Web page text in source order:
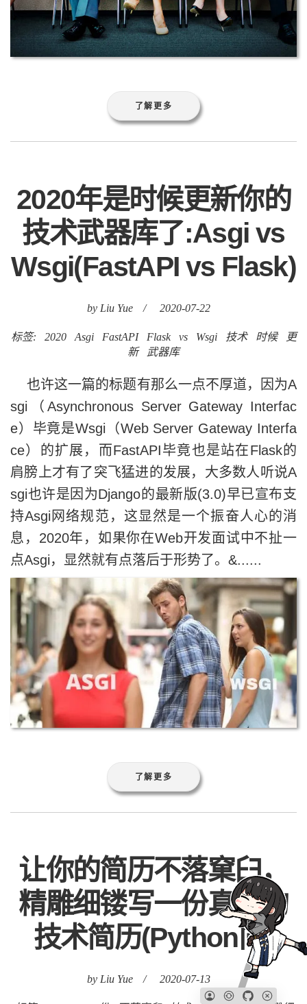
技术武器库了:Asgi vs
Wsgi(FastAPI vs Flask)
by Liu Yue 2020-07-22
标签: 2020 Asgi FastAPI Flask vs Wsgi 技术 时候
更
新
武器库
也许这一篇的标题有那么一点不厚道，因为A
sgi（Asynchronous Server Gateway Interfac
e）毕竟是Wsgi（Web Server Gateway Interfa
肩膀上才有了突飞猛进的发展，大多数人听说A
持Asgi网络规范，这显然是一个振奋人心的消
息，2020年，如果你在Web开发面试中不扯一
点Asgi，显然就有点落后于形势了。&......
了解更多
精雕细镂写一份真正的
技术简历(Python向)
by Liu Yue / 2020-07-13
标签: Python 一份 不落窠臼 技术 真正 简历
精雕细
镂
孔子云：食不厌精，脍不厌细。字面意思是:
粮食越精致越好，肉类切得越细越好，而实际
上强调的是做事情要细致、精益求精，孔夫子
阐之未尽，写简历同样不厌精亦不厌细，在上